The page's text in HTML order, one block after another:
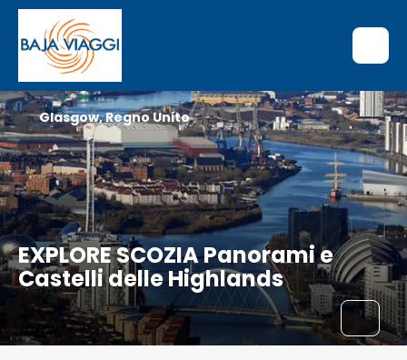
EXPLORE SCOZIA Panorami e
Castelli delle Highlands
Glasgow, Regno Unito